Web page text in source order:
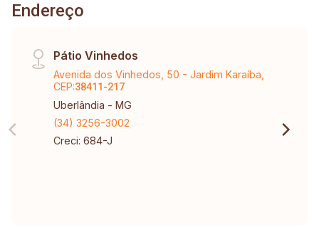
Endereço
Pátio Vinhedos
Avenida dos Vinhedos, 50 - Jardim Karaíba,
CEP:38411-217
Uberlândia - MG
(34) 3256-3002
Creci: 684-J